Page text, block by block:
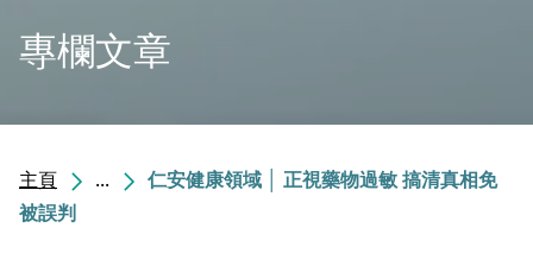
專欄文章
主頁 ...
仁安健康領域 │ 正視藥物過敏 搞清真相免
被誤判